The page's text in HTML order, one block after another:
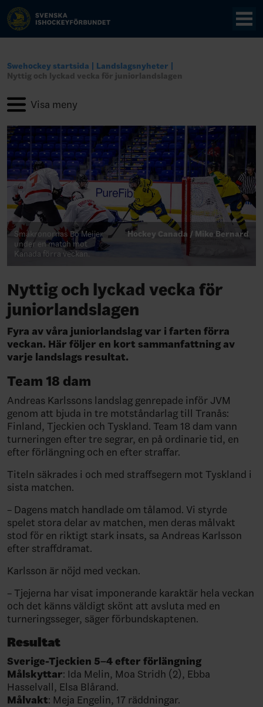
Swehockey startsida
Landslagsnyheter
Nyttig och lyckad vecka för juniorlandslagen
Småkronornas Bo Meijer
under en match mot
Kanada förra veckan.
Hockey Canada / Mike Bernard
Nyttig och lyckad vecka för
juniorlandslagen
Fyra av våra juniorlandslag var i farten förra
veckan. Här följer en kort sammanfattning av
varje landslags resultat.
Team 18 dam
Andreas Karlssons landslag genrepade inför JVM
genom att bjuda in tre motståndarlag till Tranås:
Finland, Tjeckien och Tyskland. Team 18 dam vann
turneringen efter tre segrar, en på ordinarie tid, en
efter förlängning och en efter straffar.
Titeln säkrades i och med straffsegern mot Tyskland i
sista matchen.
– Dagens match handlade om tålamod. Vi styrde
spelet stora delar av matchen, men deras målvakt
stod för en riktigt stark insats, sa Andreas Karlsson
efter straffdramat.
Karlsson är nöjd med veckan.
– Tjejerna har visat imponerande karaktär hela veckan
och det känns väldigt skönt att avsluta med en
turneringsseger, säger förbundskaptenen.
Resultat
Sverige-Tjeckien 5–4 efter förlängning
Målskyttar: Ida Melin, Moa Stridh (2), Ebba
Hasselvall, Elsa Blårand.
Målvakt: Meja Engelin, 17 räddningar.